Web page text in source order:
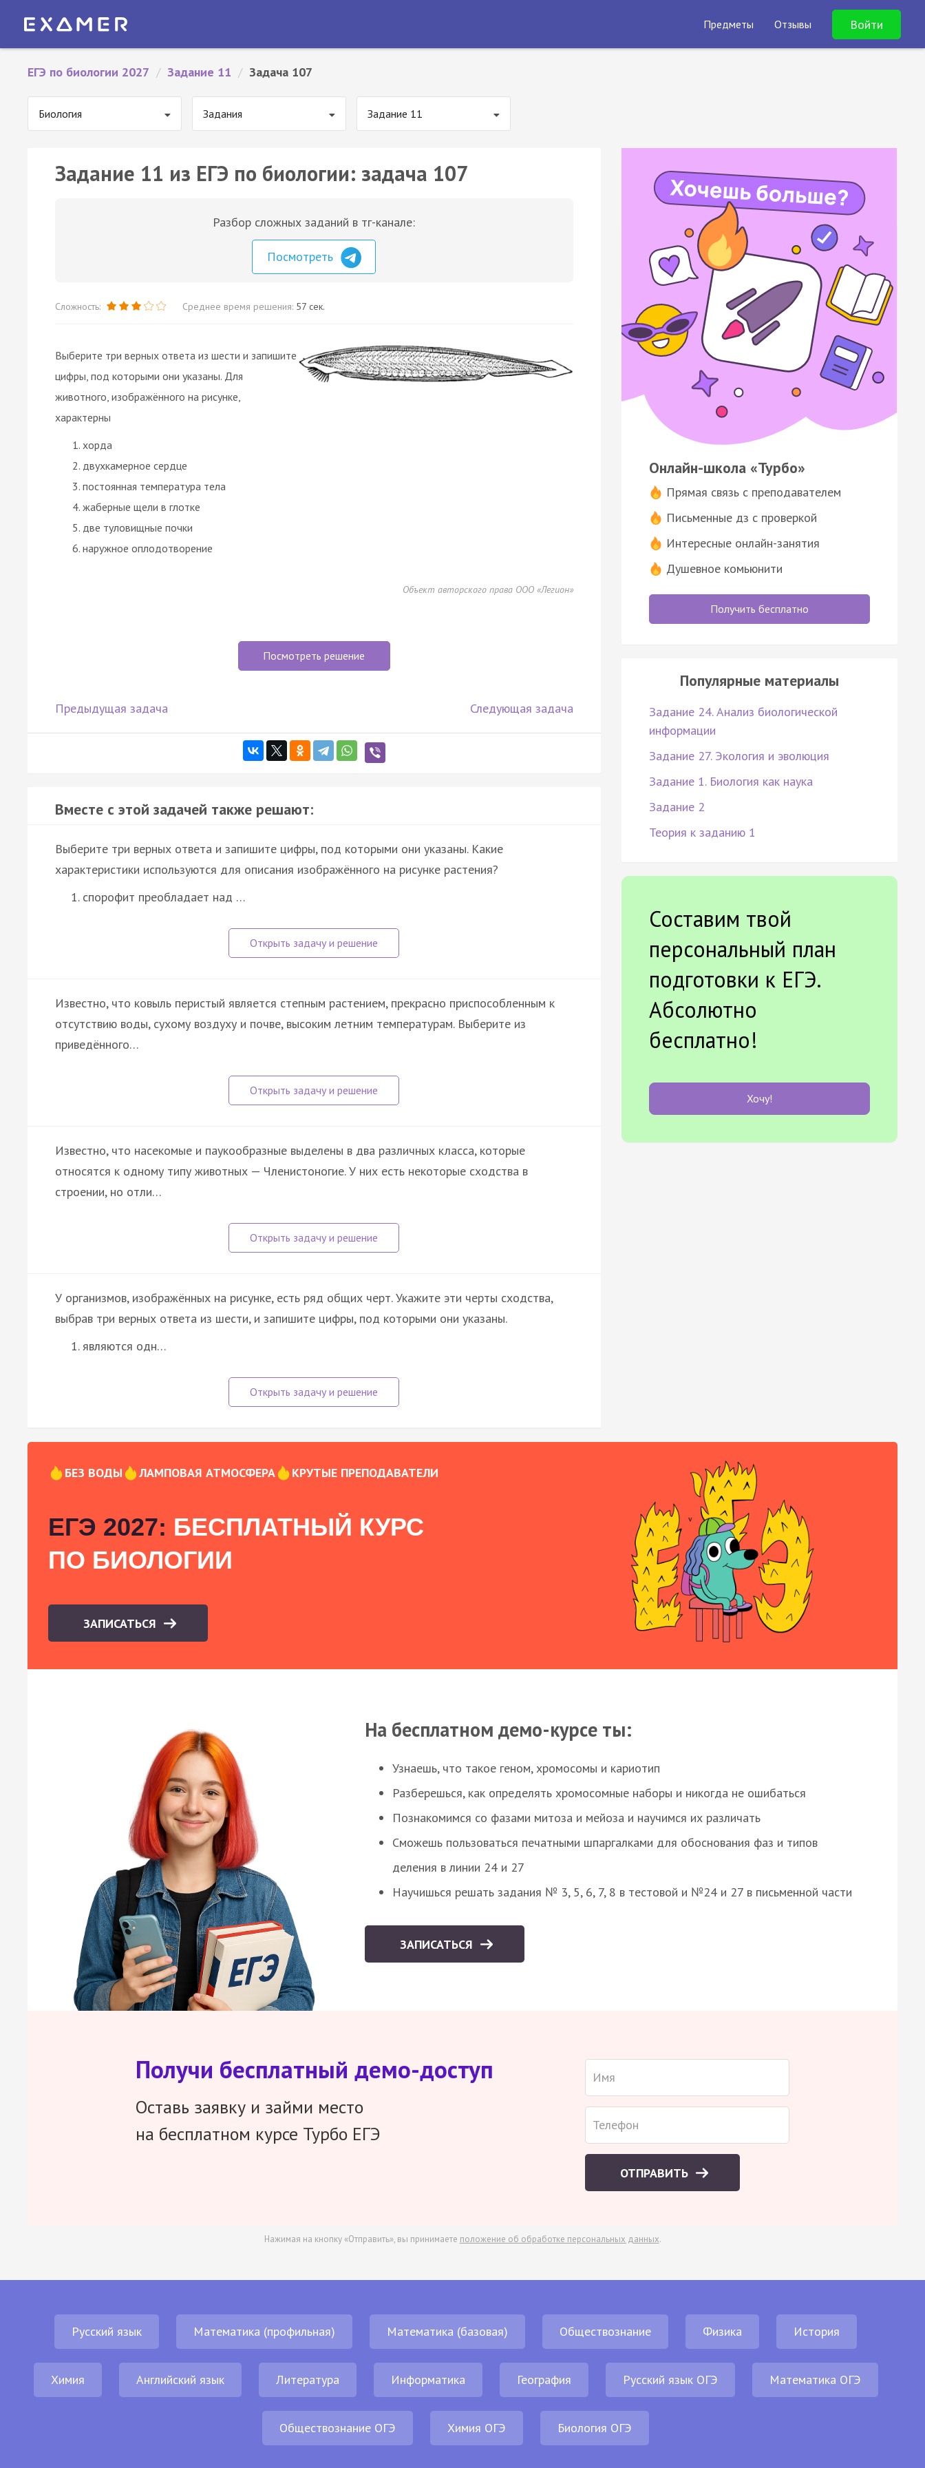
Предметы Отзывы Войти
ЕГЭ по биологии 2027 / Задание 11 / Задача 107
Биология Задания Задание 11
Задание 11 из ЕГЭ по биологии: задача 107
Разбор сложных заданий в тг-канале:
Посмотреть
Сложность: Среднее время решения: 57 сек.
Выберите три верных ответа из шести и запишите
цифры, под которыми они указаны. Для
животного, изображённого на рисунке,
характерны
хорда
двухкамерное сердце
постоянная температура тела
жаберные щели в глотке
две туловищные почки
наружное оплодотворение
Объект авторского права ООО «Легион»
Посмотреть решение
Предыдущая задача Следующая задача
Вместе с этой задачей также решают:
Выберите три верных ответа и запишите цифры, под которыми они указаны. Какие
характеристики используются для описания изображённого на рисунке растения?
спорофит преобладает над …
Известно, что ковыль перистый является степным растением, прекрасно приспособленным к
отсутствию воды, сухому воздуху и почве, высоким летним температурам. Выберите из
приведённого…
Известно, что насекомые и паукообразные выделены в два различных класса, которые
относятся к одному типу животных — Членистоногие. У них есть некоторые сходства в
строении, но отли…
У организмов, изображённых на рисунке, есть ряд общих черт. Укажите эти черты сходства,
выбрав три верных ответа из шести, и запишите цифры, под которыми они указаны.
являются одн…
Онлайн-школа «Турбо»
Прямая связь с преподавателем
Письменные дз с проверкой
Интересные онлайн-занятия
Душевное комьюнити
Получить бесплатно
Популярные материалы
Задание 24. Анализ биологической
информации
Задание 27. Экология и эволюция
Задание 1. Биология как наука
Задание 2
Теория к заданию 1
Составим твой
персональный план
подготовки к ЕГЭ.
Абсолютно
бесплатно!
Хочу!
БЕЗ ВОДЫ ЛАМПОВАЯ АТМОСФЕРА КРУТЫЕ ПРЕПОДАВАТЕЛИ
ЕГЭ 2027: БЕСПЛАТНЫЙ КУРС
ПО БИОЛОГИИ
ЗАПИСАТЬСЯ
На бесплатном демо-курсе ты:
Узнаешь, что такое геном, хромосомы и кариотип
Разберешься, как определять хромосомные наборы и никогда не ошибаться
Познакомимся со фазами митоза и мейоза и научимся их различать
Сможешь пользоваться печатными шпаргалками для обоснования фаз и типов
деления в линии 24 и 27
Научишься решать задания № 3, 5, 6, 7, 8 в тестовой и №24 и 27 в письменной части
ЗАПИСАТЬСЯ
Получи бесплатный демо-доступ
Оставь заявку и займи место
на бесплатном курсе Турбо ЕГЭ
ОТПРАВИТЬ
Нажимая на кнопку «Отправить», вы принимаете положение об обработке персональных данных.
Русский язык Математика (профильная) Математика (базовая) Обществознание Физика История
Химия Английский язык Литература Информатика География Русский язык ОГЭ Математика ОГЭ
Обществознание ОГЭ Химия ОГЭ Биология ОГЭ